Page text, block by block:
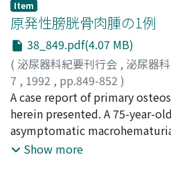
Computed tomographic scan
and rectum wall all around.
and rectal wall revealed
signet-ring cell type. There
sites. Systemic chemotherapy
combination of mitomycin-C,
cytosine arabinoside. This
and complete remission was
rectum. Six months after
Item
原発性膀胱骨肉腫の1例
38_849.pdf(4.07 MB)
( 泌尿器科紀要刊行会 , 泌尿器
7 , 1992 , pp.849-852 )
日原, 徹;田中, 元章;稲土, 博右;
Hihara, Tohru;Tanaka, Motoaki
Katsuoka, Yoji;Kawamura,
A case report of primary
herein presented. A 75-year-
asymptomatic
examination revealed a large
Show more